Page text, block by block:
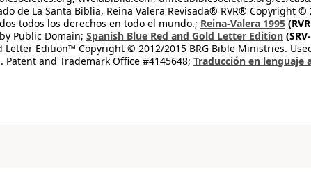
de La Santa Biblia, Reina Valera Revisada® RVR® Copyright
todos los derechos en todo el mundo.; Reina-Valera 1995
by Public Domain; Spanish Blue Red and Gold Letter Edition
Letter Edition™ Copyright © 2012/2015 BRG Bible Ministries.
Patent and Trademark Office #4145648; Traducción en lenguaje